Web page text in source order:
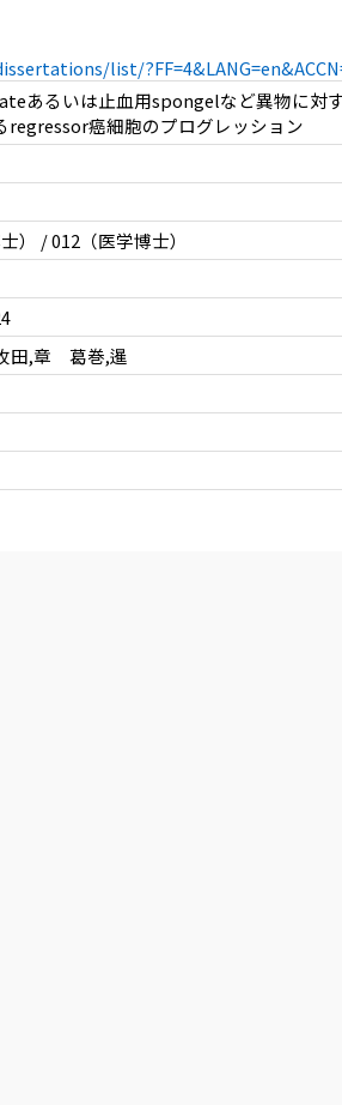
list/
あるいは止血用spongelなど異物に対
regressor癌細胞のプログレッション
） / 012（医学博士）
田,章 葛巻,暹